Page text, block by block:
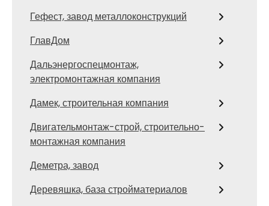
Гефест, завод металлоконструкций
ГлавДом
Дальэнергоспецмонтаж,
электромонтажная компания
Дамек, строительная компания
Двигательмонтаж-строй, строительно-
монтажная компания
Деметра, завод
Деревяшка, база стройматериалов